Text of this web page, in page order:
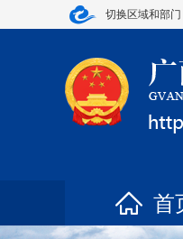
切换区域和部门
首